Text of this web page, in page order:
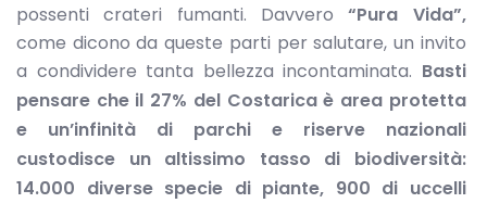
possenti crateri fumanti. Davvero“Pura Vida”,
come dicono da queste parti per salutare, un invito
a condividere tanta bellezza incontaminata. Basti
pensare che il 27% del Costarica è area protetta
e un’infinità di parchi e riserve nazionali
custodisce un altissimo tasso di biodiversità:
14.000 diverse specie di piante, 900 di uccelli